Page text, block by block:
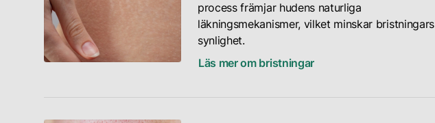
process främjar hudens naturliga
läkningsmekanismer, vilket minskar bristningars
synlighet.
Läs mer om bristningar